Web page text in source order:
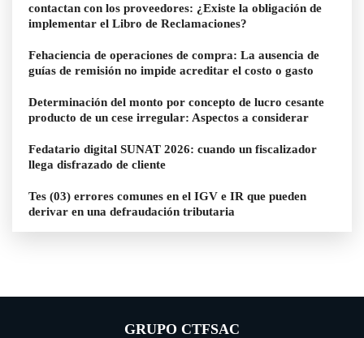
contactan con los proveedores: ¿Existe la obligación de
implementar el Libro de Reclamaciones?
Fehaciencia de operaciones de compra: La ausencia de
guías de remisión no impide acreditar el costo o gasto
Determinación del monto por concepto de lucro cesante
producto de un cese irregular: Aspectos a considerar
Fedatario digital SUNAT 2026: cuando un fiscalizador
llega disfrazado de cliente
Tes (03) errores comunes en el IGV e IR que pueden
derivar en una defraudación tributaria
GRUPO CTFSAC